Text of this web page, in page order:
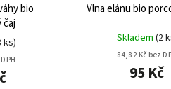
bio
ks)
Vlna elánu bio
Skladem (2
84,82 Kč bez
95 Kč